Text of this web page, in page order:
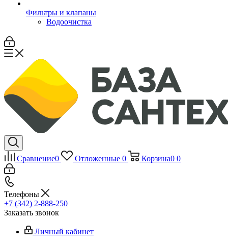
Фильтры и клапаны
Водоочистка
Сравнение0 Отложенные 0 Корзина0 0
Телефоны
+7 (342) 2-888-250
Заказать звонок
Личный кабинет